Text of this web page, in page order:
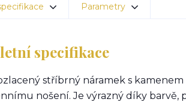
Parametry
specifikace
stříbrný náramek s
nošení. Je výrazný díky